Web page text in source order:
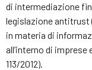
di intermediazione
legislazione antitrust
in materia di
all’interno di imprese
113/2012).